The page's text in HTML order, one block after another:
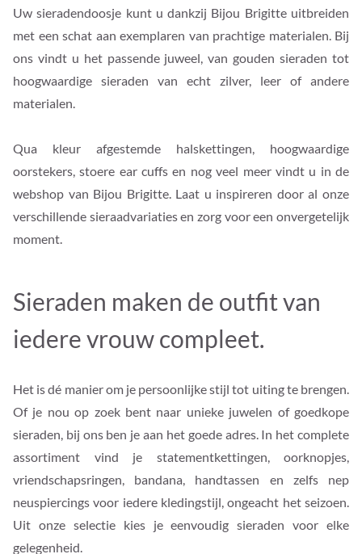
Uw sieradendoosje kunt u dankzij Bijou Brigitte uitbreiden
met een schat aan exemplaren van prachtige materialen. Bij
ons vindt u het passende juweel, van gouden sieraden tot
hoogwaardige sieraden van echt zilver, leer of andere
materialen.
Qua kleur afgestemde halskettingen, hoogwaardige
oorstekers, stoere ear cuffs en nog veel meer vindt u in de
webshop van Bijou Brigitte. Laat u inspireren door al onze
verschillende sieraadvariaties en zorg voor een onvergetelijk
moment.
Sieraden maken de outfit van
iedere vrouw compleet.
Het is dé manier om je persoonlijke stijl tot uiting te brengen.
Of je nou op zoek bent naar unieke juwelen of goedkope
sieraden, bij ons ben je aan het goede adres. In het complete
assortiment vind je statementkettingen, oorknopjes,
vriendschapsringen, bandana, handtassen en zelfs nep
neuspiercings voor iedere kledingstijl, ongeacht het seizoen.
Uit onze selectie kies je eenvoudig sieraden voor elke
gelegenheid.